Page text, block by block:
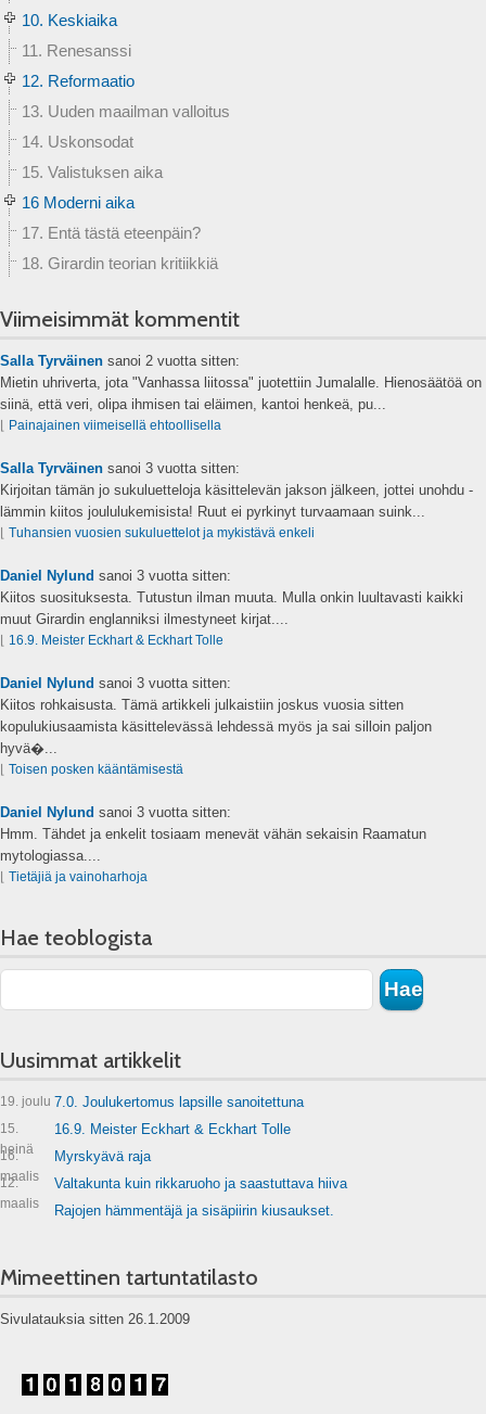
10. Keskiaika
11. Renesanssi
12. Reformaatio
13. Uuden maailman valloitus
14. Uskonsodat
15. Valistuksen aika
16 Moderni aika
17. Entä tästä eteenpäin?
18. Girardin teorian kritiikkiä
Viimeisimmät kommentit
Salla Tyrväinen sanoi 2 vuotta sitten:
Mietin uhriverta, jota "Vanhassa liitossa" juotettiin Jumalalle. Hienosäätöä on
siinä, että veri, olipa ihmisen tai eläimen, kantoi henkeä, pu...
Painajainen viimeisellä ehtoollisella
Salla Tyrväinen sanoi 3 vuotta sitten:
Kirjoitan tämän jo sukuluetteloja käsittelevän jakson jälkeen, jottei unohdu -
lämmin kiitos joululukemisista! Ruut ei pyrkinyt turvaamaan suink...
Tuhansien vuosien sukuluettelot ja mykistävä enkeli
Daniel Nylund sanoi 3 vuotta sitten:
Kiitos suosituksesta. Tutustun ilman muuta. Mulla onkin luultavasti kaikki
muut Girardin englanniksi ilmestyneet kirjat....
16.9. Meister Eckhart & Eckhart Tolle
Daniel Nylund sanoi 3 vuotta sitten:
Kiitos rohkaisusta. Tämä artikkeli julkaistiin joskus vuosia sitten
kopulukiusaamista käsittelevässä lehdessä myös ja sai silloin paljon
hyvä�...
Toisen posken kääntämisestä
Daniel Nylund sanoi 3 vuotta sitten:
Hmm. Tähdet ja enkelit tosiaam menevät vähän sekaisin Raamatun
mytologiassa....
Tietäjiä ja vainoharhoja
Hae teoblogista
Uusimmat artikkelit
19. joulu 7.0. Joulukertomus lapsille sanoitettuna
15.
heinä
16.9. Meister Eckhart & Eckhart Tolle
16.
maalis
Myrskyävä raja
12.
maalis
Valtakunta kuin rikkaruoho ja saastuttava hiiva
Rajojen hämmentäjä ja sisäpiirin kiusaukset.
Mimeettinen tartuntatilasto
Sivulatauksia sitten 26.1.2009